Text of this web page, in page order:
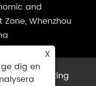
and
Whenzhou
Feihua Printing
X
dig en